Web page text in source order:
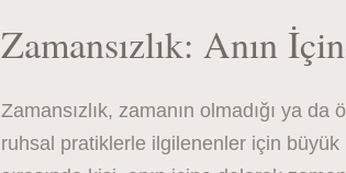
Zamansızlık: Anın
Zamansızlık, zamanın olmadığı ya
ruhsal pratiklerle ilgilenenler için